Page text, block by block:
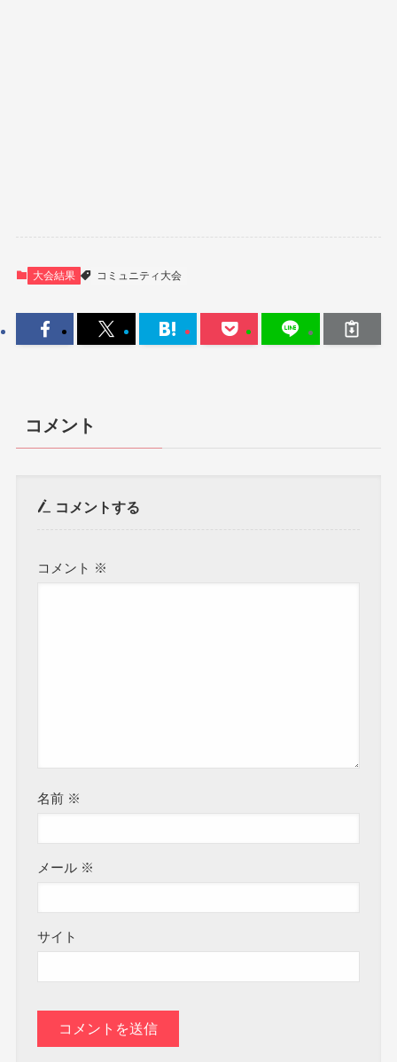
大会結果 コミュニティ大会
コメント
コメントする
コメント ※
名前 ※
メール ※
サイト